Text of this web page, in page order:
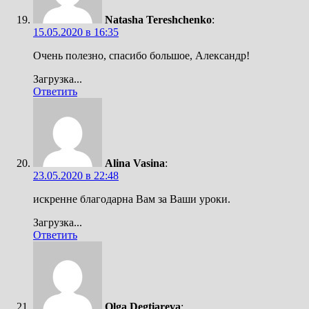
Natasha Tereshchenko:
15.05.2020 в 16:35
Очень полезно, спасибо большое, Александр!
Загрузка...
Ответить
Alina Vasina:
23.05.2020 в 22:48
искренне благодарна Вам за Ваши уроки.
Загрузка...
Ответить
Оlga Degtiareva: